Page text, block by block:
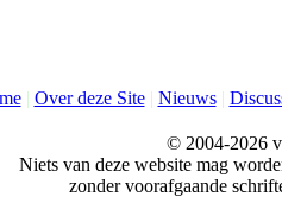
| Over deze Site| Nieuws|
© 2004-2026
Niets van deze website mag
zonder voorafgaande